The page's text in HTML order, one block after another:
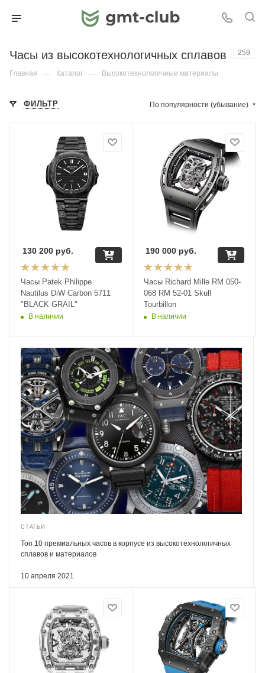
Часы из высокотехнологичных сплавов 259
Главная — Каталог — Высокотехнологичные материалы
ФИЛЬТР По популярности (убывание)
Часы Patek Philippe
Nautilus DiW Carbon 5711
"BLACK GRAIL"
В наличии
130 200 руб.
Часы Richard Mille RM 050-
068 RM 52-01 Skull
Tourbillon
В наличии
190 000руб.
СТАТЬИ
10 апреля 2021
Топ 10 премиальных часов в корпусе из высокотехнологичных
сплавов и материалов